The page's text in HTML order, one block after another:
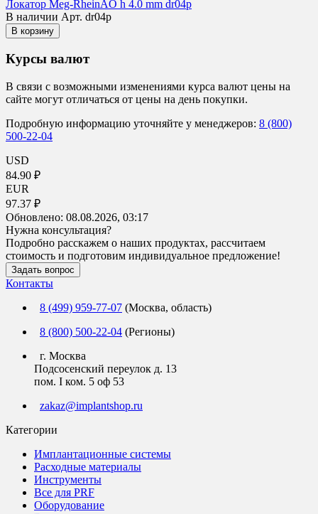
Локатор Meg-RheinAO h 4.0 mm dr04p
В наличии Арт. dr04p
В корзину
Курсы валют
В связи с возможными изменениями курса валют цены на
сайте могут отличаться от цены на день покупки.
Подробную информацию уточняйте у менеджеров: 8 (800)
500-22-04
USD
84.90 ₽
EUR
97.37 ₽
Обновлено: 08.08.2026, 03:17
Нужна консультация?
Подробно расскажем о наших продуктах, рассчитаем
стоимость и подготовим индивидуальное предложение!
Задать вопрос
Контакты
8 (499) 959-77-07 (Москва, область)
8 (800) 500-22-04 (Регионы)
г. Москва
Подсосенский переулок д. 13
пом. I ком. 5 оф 53
zakaz@implantshop.ru
Категории
Имплантационные системы
Расходные материалы
Инструменты
Все для PRF
Оборудование